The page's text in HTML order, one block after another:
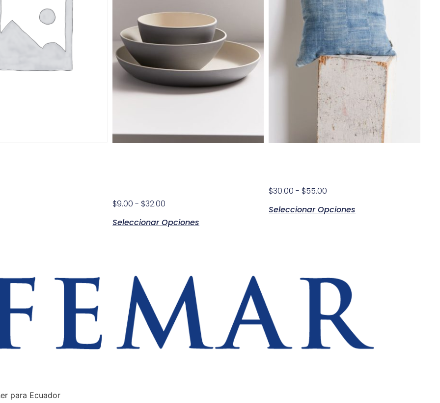
$9.00 - $32.00
Seleccionar Opciones
$30.00 - $55.00
Seleccionar Opciones
para Ecuador